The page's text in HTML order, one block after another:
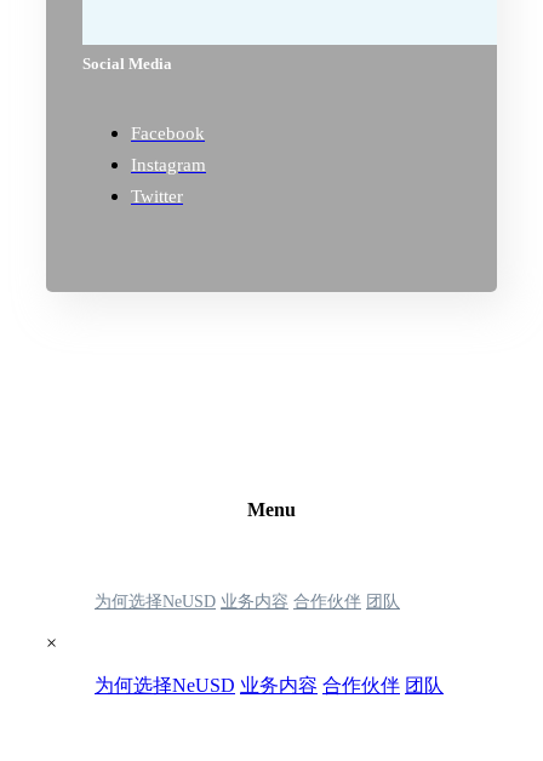
Social Media
Facebook
Instagram
Twitter
Menu
为何选择NeUSD 业务内容 合作伙伴 团队
×
为何选择NeUSD 业务内容 合作伙伴 团队